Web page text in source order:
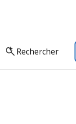
Rechercher